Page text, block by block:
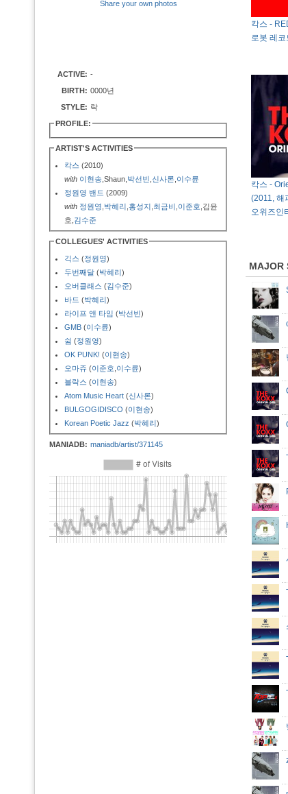
Share your own photos
ACTIVE: -
BIRTH: 0000년
STYLE: 락
PROFILE:
ARTIST'S ACTIVITIES
칵스 (2010)
with 이현송 ,Shaun, 박선빈 신사론 이수륜
정원영 밴드 (2009)
with 정원영 박혜리 홍성지 최금비 이준호 ,김윤
호, 김수준
COLLEGUES' ACTIVITIES
긱스 (정원영)
두번째달 (박혜리)
오버클래스 (김수준)
바드 (박혜리)
라이프 앤 타임 (박선빈)
GMB (이수륜)
쉼 (정원영)
OK PUNK! (이현송)
오마쥬 (이준호 이수륜)
블락스 (이현송)
Atom Music Heart (신사론)
BULGOGIDISCO (이현송)
Korean Poetic Jazz (박혜리)
MANIADB: maniadb/artist/371145
칵스 -
로봇 레
칵스 -
(2011, 해
오위즈인
MAJOR